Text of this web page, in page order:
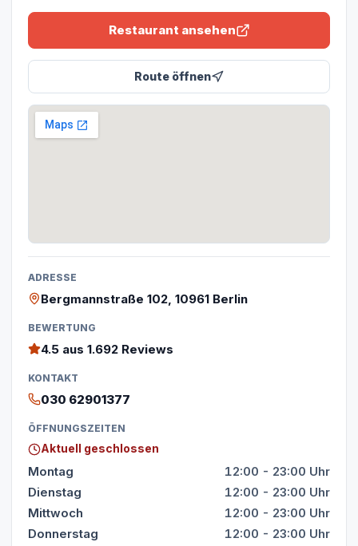
Restaurant ansehen
Route öffnen
ADRESSE
Bergmannstraße 102, 10961 Berlin
BEWERTUNG
4.5 aus 1.692 Reviews
KONTAKT
030 62901377
ÖFFNUNGSZEITEN
Aktuell geschlossen
Montag
12:00 - 23:00 Uhr
Dienstag
12:00 - 23:00 Uhr
Mittwoch
12:00 - 23:00 Uhr
Donnerstag
12:00 - 23:00 Uhr